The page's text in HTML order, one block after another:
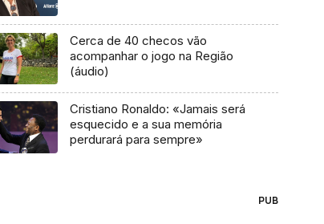
Cerca de 40 checos vão
acompanhar o jogo na Região
(áudio)
Cristiano Ronaldo: «Jamais será
esquecido e a sua memória
perdurará para sempre»
PUB